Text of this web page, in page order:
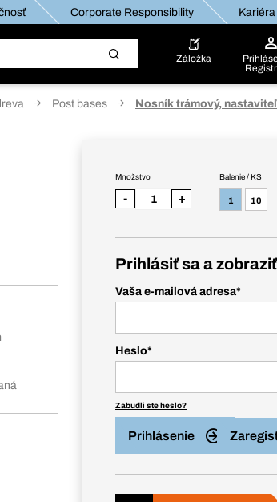
Corporate Responsibility Kariéra
Záložka
Post bases Nosník trámový,
Balenie / KS
1 10
Množstvo
- +
Prihlásiť sa a
Vaša e-mailová adresa*
Heslo*
Zabudli ste heslo?
Prihlásenie